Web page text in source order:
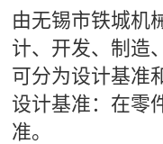
由无锡市铁城机
计、开发、制造
可分为设计基准
设计基准：在零
准。